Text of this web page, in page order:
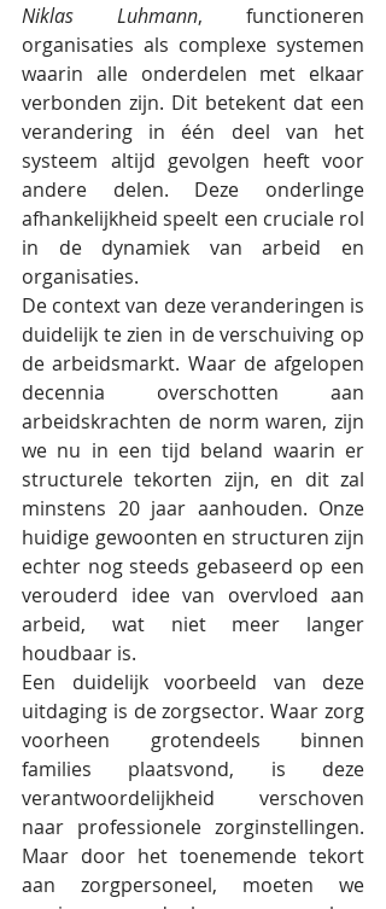
Niklas Luhmann, functioneren
organisaties als complexe systemen
waarin alle onderdelen met elkaar
verbonden zijn. Dit betekent dat een
verandering in één deel van het
systeem altijd gevolgen heeft voor
andere delen. Deze onderlinge
afhankelijkheid speelt een cruciale rol
in de dynamiek van arbeid en
organisaties.
De context van deze veranderingen is
duidelijk te zien in de verschuiving op
de arbeidsmarkt. Waar de afgelopen
decennia overschotten aan
arbeidskrachten de norm waren, zijn
we nu in een tijd beland waarin er
structurele tekorten zijn, en dit zal
minstens 20 jaar aanhouden. Onze
huidige gewoonten en structuren zijn
echter nog steeds gebaseerd op een
verouderd idee van overvloed aan
arbeid, wat niet meer langer
houdbaar is.
Een duidelijk voorbeeld van deze
uitdaging is de zorgsector. Waar zorg
voorheen grotendeels binnen
families plaatsvond, is deze
verantwoordelijkheid verschoven
naar professionele zorginstellingen.
Maar door het toenemende tekort
aan zorgpersoneel, moeten we